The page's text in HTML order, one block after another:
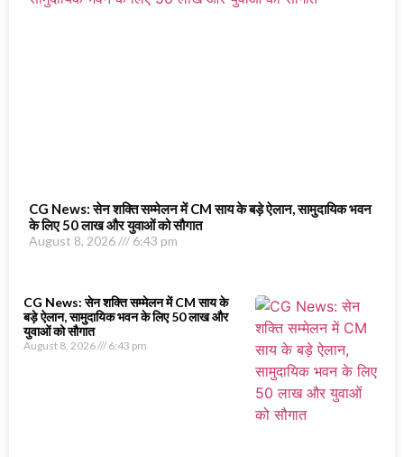
CG News: सेन शक्ति सम्मेलन में CM साय के बड़े ऐलान, सामुदायिक भवन
के लिए 50 लाख और युवाओं को सौगात
August 8, 2026 6:43 pm
CG News: सेन शक्ति सम्मेलन में CM साय के
बड़े ऐलान, सामुदायिक भवन के लिए 50 लाख और
युवाओं को सौगात
August 8, 2026 6:43 pm